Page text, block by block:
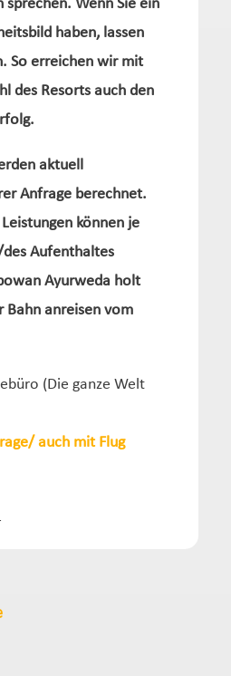
sprechen. Wenn Sie ein
haben, lassen
So erreichen wir mit
des Resorts auch den
aktuell
Anfrage berechnet.
können je
Aufenthaltes
Ayurweda holt
Bahn anreisen vom
(Die ganze Welt
auch mit Flug